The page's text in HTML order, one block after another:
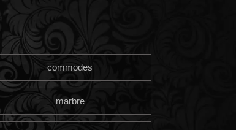
commodes
marbre